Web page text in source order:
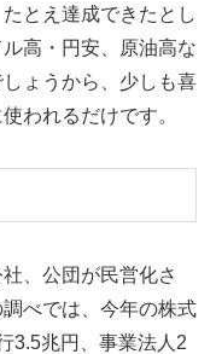
とえ達成できたとし
高・円安、原油高な
ょうから、少しも喜
われるだけです。
、公団が民営化さ
べでは、今年の株式
3.5兆円、事業法人2